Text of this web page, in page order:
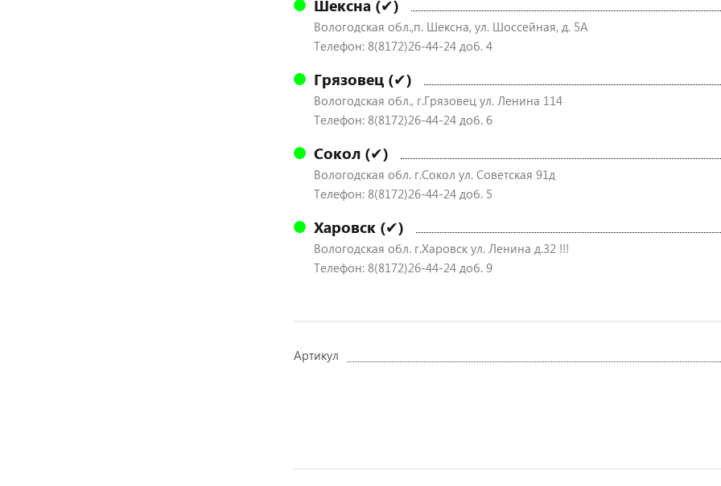
Шексна (✔)
Вологодская обл.,п. Шексна, ул. Шоссейная, д. 5А
Телефон: 8(8172)26-44-24 доб. 4
Грязовец (✔)
Вологодская обл., г.Грязовец ул. Ленина 114
Телефон: 8(8172)26-44-24 доб. 6
Сокол (✔)
Вологодская обл. г.Сокол ул. Советская 91д
Телефон: 8(8172)26-44-24 доб. 5
Харовск (✔)
Вологодская обл. г.Харовск ул. Ленина д.32 !!!
Телефон: 8(8172)26-44-24 доб. 9
Артикул